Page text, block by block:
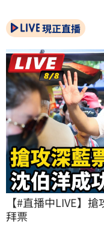
現正直播
【#直播中LIVE】
拜票